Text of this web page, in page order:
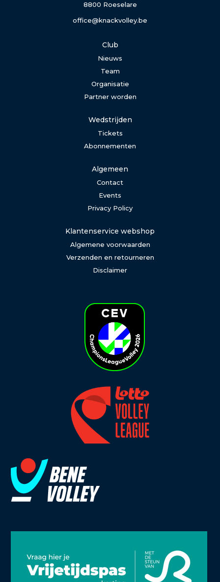
8800 Roeselare
office@knackvolley.be
Club
Nieuws
Team
Organisatie
Partner worden
Wedstrijden
Tickets
Abonnementen
Algemeen
Contact
Events
Privacy Policy
Klantenservice webshop
Algemene voorwaarden
Verzenden en retourneren
Disclaimer